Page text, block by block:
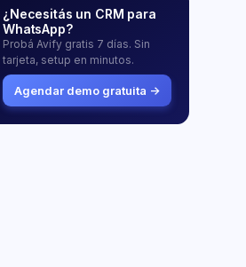
¿Necesitás un CRM para
WhatsApp?
Probá Avify gratis 7 días. Sin
tarjeta, setup en minutos.
Agendar demo gratuita →